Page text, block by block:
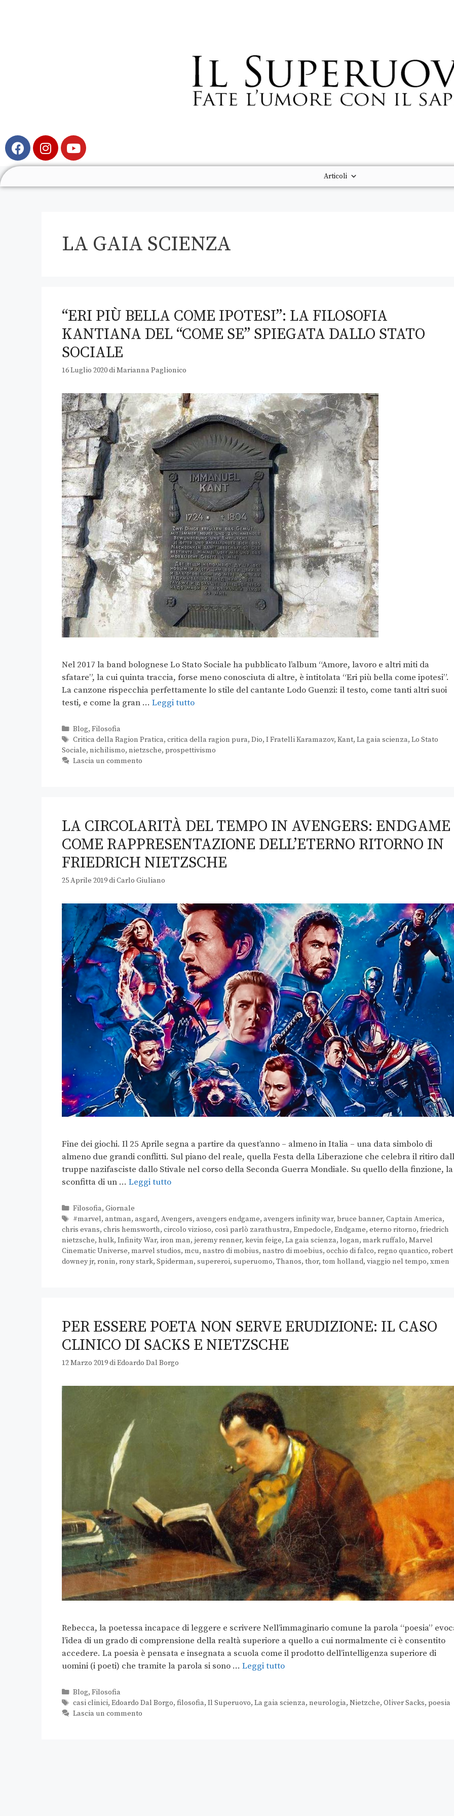
Articoli
LA GAIA SCIENZA
“ERI PIÙ BELLA COME IPOTESI”: LA FILOSOFIA
KANTIANA DEL “COME SE” SPIEGATA DALLO STATO
SOCIALE
16 Luglio 2020diMarianna Paglionico
Nel 2017 la band bolognese Lo Stato Sociale ha pubblicato l’album “Amore, lavoro e altri miti da
sfatare”, la cui quinta traccia, forse meno conosciuta di altre, è intitolata “Eri più bella come ipotesi”.
La canzone rispecchia perfettamente lo stile del cantante Lodo Guenzi: il testo, come tanti altri suoi
testi, e come la gran … Leggi tutto
Blog, Filosofia
Critica della Ragion Pratica, critica della ragion pura, Dio, I Fratelli Karamazov, Kant, La gaia scienza, Lo Stato
Sociale, nichilismo, nietzsche, prospettivismo
Lascia un commento
LA CIRCOLARITÀ DEL TEMPO IN AVENGERS: ENDGAME
COME RAPPRESENTAZIONE DELL’ETERNO RITORNO IN
FRIEDRICH NIETZSCHE
25 Aprile 2019diCarlo Giuliano
Fine dei giochi. Il 25 Aprile segna a partire da quest’anno – almeno in Italia – una data simbolo di
almeno due grandi conflitti. Sul piano del reale, quella Festa della Liberazione che celebra il ritiro
truppe nazifasciste dallo Stivale nel corso della Seconda Guerra Mondiale. Su quello della finzione, la
sconfitta di un … Leggi tutto
Filosofia, Giornale
#marvel, antman, asgard, Avengers, avengers endgame, avengers infinity war, bruce banner, Captain America,
chris evans, chris hemsworth, circolo vizioso, così parlò zarathustra, Empedocle, Endgame, eterno ritorno, friedrich
nietzsche, hulk, Infinity War, iron man, jeremy renner, kevin feige, La gaia scienza, logan, mark ruffalo, Marvel
Cinematic Universe, marvel studios, mcu, nastro di mobius, nastro di moebius, occhio di falco, regno quantico, robert
downey jr, ronin, rony stark, Spiderman, supereroi, superuomo, Thanos, thor, tom holland, viaggio nel tempo, xmen
PER ESSERE POETA NON SERVE ERUDIZIONE: IL CASO
CLINICO DI SACKS E NIETZSCHE
12 Marzo 2019diEdoardo Dal Borgo
Rebecca, la poetessa incapace di leggere e scrivere Nell’immaginario comune la parola “poesia”
l’idea di un grado di comprensione della realtà superiore a quello a cui normalmente ci è consentito
accedere. La poesia è pensata e insegnata a scuola come il prodotto dell’intelligenza superiore di
uomini (i poeti) che tramite la parola si sono … Leggi tutto
Blog, Filosofia
casi clinici, Edoardo Dal Borgo, filosofia, Il Superuovo, La gaia scienza, neurologia, Nietzche, Oliver Sacks, poesia
Lascia un commento